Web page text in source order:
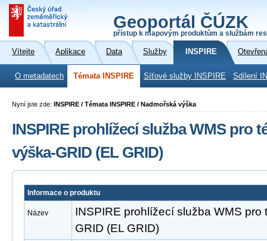
Geoportál ČÚZK
přístup k mapovým produktům a službám
Vítejte Aplikace Data Služby INSPIRE
O metadatech Témata INSPIRE Síťové služby INSPIRE Sdílení
Nyní jste zde: INSPIRE / Témata INSPIRE / Nadmořská výška
INSPIRE prohlížecí služba WMS pro
výška-GRID (EL GRID)
Informace o produktu
Název
INSPIRE prohlížecí služba WMS
GRID (EL GRID)